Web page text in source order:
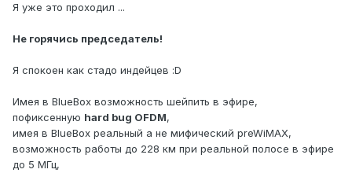
Я уже это проходил ...
Не горячись председатель!
Я спокоен как стадо индейцев :D
Имея в BlueBox возможность шейпить в эфире,
пофиксенную hard bug OFDM,
имея в BlueBox реальный а не мифический preWiMAX,
возможность работы до 228 км при реальной полосе в эфире
до 5 МГц,